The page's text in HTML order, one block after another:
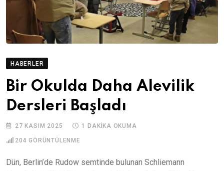
HABERLER
Bir Okulda Daha Alevilik
Dersleri Başladı
27 KASIM 2025 1 DAKIKA OKUMA
204 GÖRÜNTÜLENME
Dün, Berlin’de Rudow semtinde bulunan Schliemann